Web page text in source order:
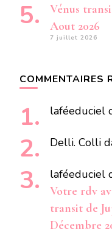
Vénus
Aout 2026
7 juillet 2026
COMMENTAIRES
laféeduciel
Delli. Colli
laféeduciel
Votre rdv
transit de
Décembre